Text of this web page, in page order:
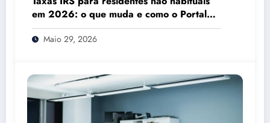
em 2026: o que muda e como o Portal
das Finanças pode ajudar
Maio 29, 2026